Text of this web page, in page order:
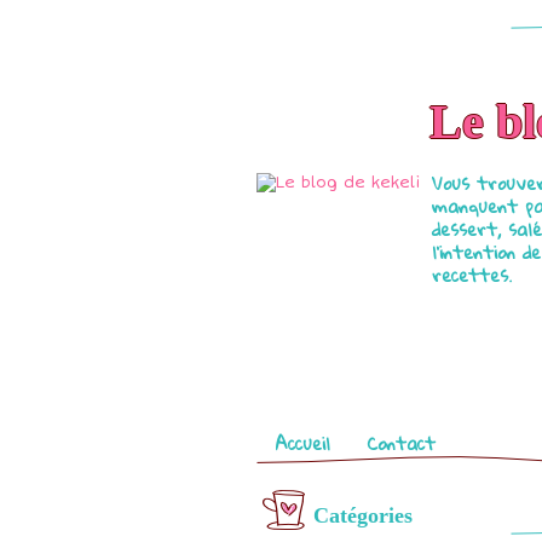
Le
Vous
manquent
dessert,
l'intention
recettes.
Pages
Accueil Contact
Catégories